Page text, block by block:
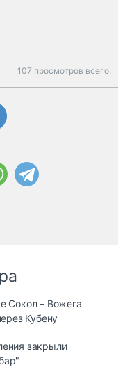
107 просмотров всего.
Сокол – Вожега
Кубену
закрыли